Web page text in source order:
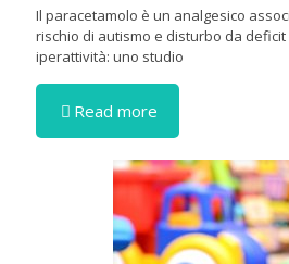
Il paracetamolo è un analgesico
rischio di autismo e disturbo da
iperattività: uno studio
Read more